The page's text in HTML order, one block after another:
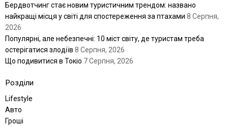
Бердвотчинг стає новим туристичним трендом: названо
найкращі місця у світі для спостереження за птахами 8 Серпня,
2026
Популярні, але небезпечні: 10 міст світу, де туристам треба
остерігатися злодіїв 8 Серпня, 2026
Що подивитися в Токіо 7 Серпня, 2026
Розділи
Lifestyle
Авто
Гроші